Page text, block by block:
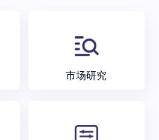
市场研究